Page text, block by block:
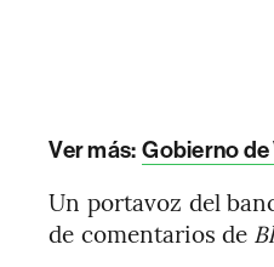
Ver más: Gobierno
Un portavoz del
de comentarios de